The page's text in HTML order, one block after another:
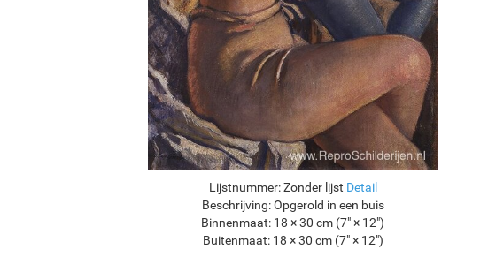
Lijstnummer: Zonder lijst Detail
Beschrijving: Opgerold in een buis
Binnenmaat: 18 × 30 cm (7" × 12")
Buitenmaat: 18 × 30 cm (7" × 12")